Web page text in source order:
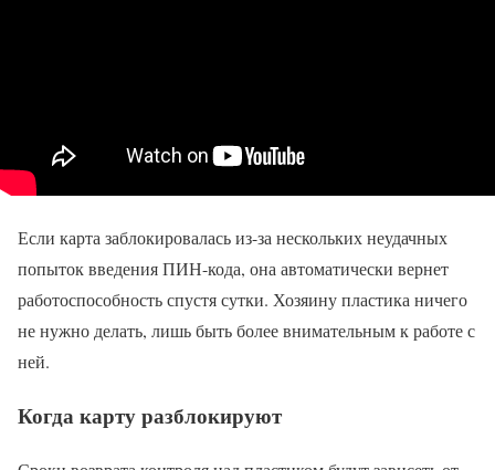
Если карта заблокировалась из-за нескольких неудачных
попыток введения ПИН-кода, она автоматически вернет
работоспособность спустя сутки. Хозяину пластика ничего
не нужно делать, лишь быть более внимательным к работе с
ней.
Когда карту разблокируют